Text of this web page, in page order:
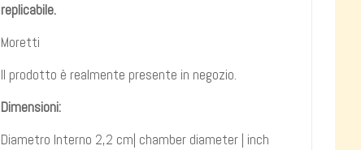
replicabile.
Moretti
Il prodotto è realmente presente in negozio.
Dimensioni:
Diametro Interno 2,2 cm| chamber diameter | inch